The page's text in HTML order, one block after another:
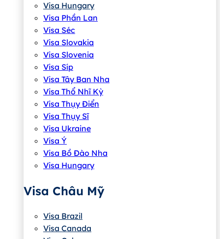
Visa Hungary
Visa Phần Lan
Visa Séc
Visa Slovakia
Visa Slovenia
Visa Síp
Visa Tây Ban Nha
Visa Thổ Nhĩ Kỳ
Visa Thụy Điển
Visa Thụy Sĩ
Visa Ukraine
Visa Ý
Visa Bồ Đào Nha
Visa Hungary
Visa Châu Mỹ
Visa Brazil
Visa Canada